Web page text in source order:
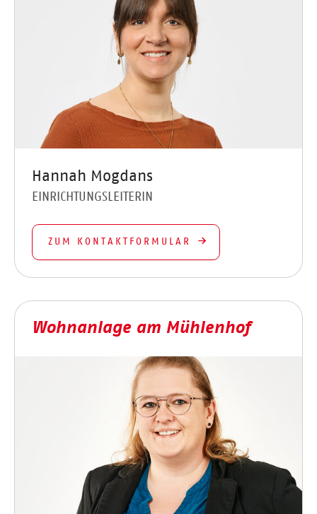
Hannah Mogdans
EINRICHTUNGSLEITERIN
ZUM KONTAKTFORMULAR
Wohnanlage am Mühlenhof